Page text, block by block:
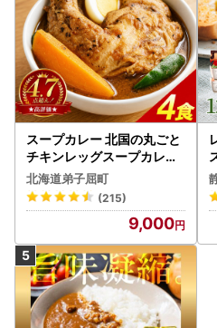
スープカレー 北国の丸ごと
チキンレッグスープカレー
4個 3739
北海道弟子屈町
(215)
9,000